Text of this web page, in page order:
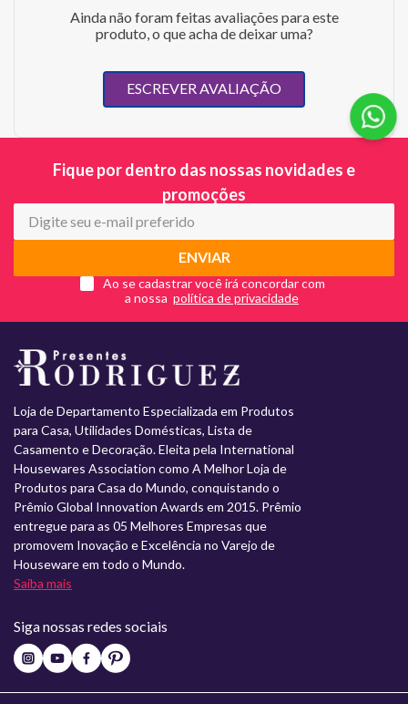
Ainda não foram feitas avaliações para este
produto, o que acha de deixar uma?
ESCREVER AVALIAÇÃO
Fique por dentro das nossas novidades e
promoções
ENVIAR
Ao se cadastrar você irá concordar com
a nossa
Loja de Departamento Especializada em Produtos
para Casa, Utilidades Domésticas, Lista de
Casamento e Decoração. Eleita pela International
Housewares Association como A Melhor Loja de
Produtos para Casa do Mundo, conquistando o
Prêmio Global Innovation Awards em 2015. Prêmio
entregue para as 05 Melhores Empresas que
promovem Inovação e Excelência no Varejo de
Houseware em todo o Mundo.
Saiba mais
Siga nossas redes sociais